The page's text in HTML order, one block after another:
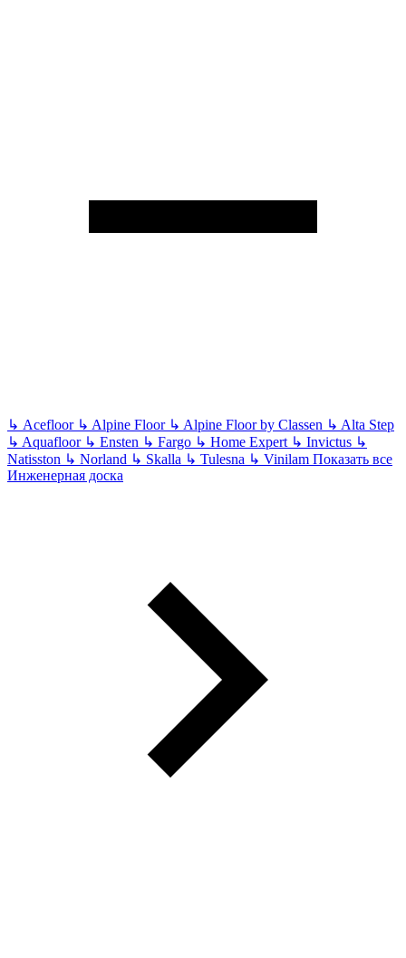
↳ Acefloor ↳ Alpine Floor ↳ Alpine Floor by Classen ↳ Alta Step
↳ Aquafloor ↳ Ensten ↳ Fargo ↳ Home Expert ↳ Invictus ↳
Natisston ↳ Norland ↳ Skalla ↳ Tulesna ↳ Vinilam Показать все
Инженерная доска